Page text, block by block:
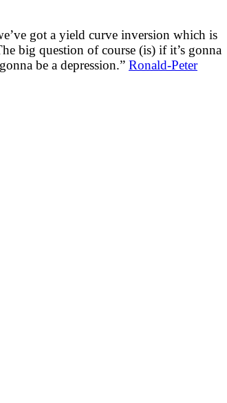
got a yield curve inversion which is
big question of course (is) if it’s gonna
be a depression.” Ronald-Peter